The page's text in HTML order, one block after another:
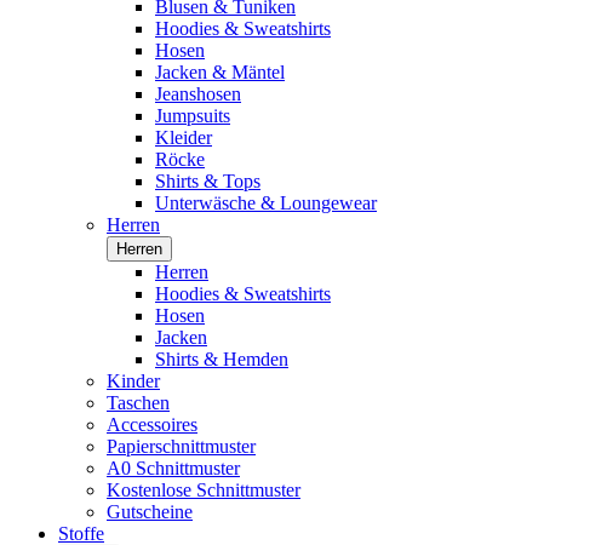
Blusen & Tuniken
Hoodies & Sweatshirts
Hosen
Jacken & Mäntel
Jeanshosen
Jumpsuits
Kleider
Röcke
Shirts & Tops
Unterwäsche & Loungewear
Herren
Herren
Herren
Hoodies & Sweatshirts
Hosen
Jacken
Shirts & Hemden
Kinder
Taschen
Accessoires
Papierschnittmuster
A0 Schnittmuster
Kostenlose Schnittmuster
Gutscheine
Stoffe